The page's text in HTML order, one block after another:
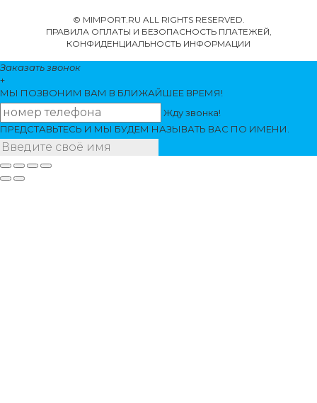
© MIMPORT.RU ALL RIGHTS RESERVED.
ПРАВИЛА ОПЛАТЫ И БЕЗОПАСНОСТЬ ПЛАТЕЖЕЙ,
КОНФИДЕНЦИАЛЬНОСТЬ ИНФОРМАЦИИ
Заказать звонок
+
МЫ ПОЗВОНИМ ВАМ В БЛИЖАЙШЕЕ ВРЕМЯ!
Жду звонка!
ПРЕДСТАВЬТЕСЬ И МЫ БУДЕМ НАЗЫВАТЬ ВАС ПО ИМЕНИ.